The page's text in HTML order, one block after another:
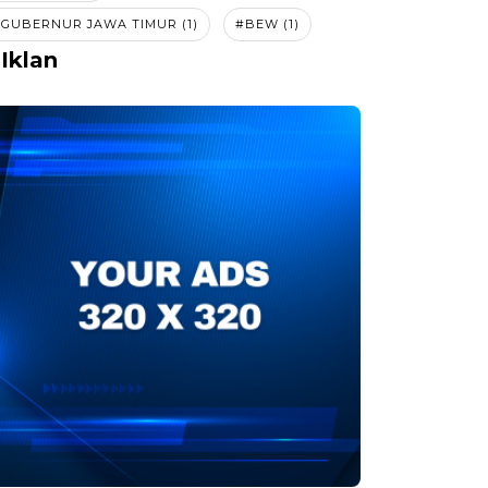
JAWA TIMUR (1) #BEW (1)
Iklan